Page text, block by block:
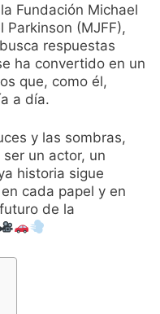
Fundación Michael
Parkinson (MJFF),
respuestas
ha convertido en un
que, como él,
a día.
y las sombras,
un actor, un
historia sigue
cada papel y en
de la